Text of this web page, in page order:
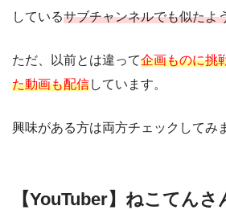
しているサブチャンネルでも似たよ
ただ、以前とは違って企画ものに挑
た動画も配信しています。
興味がある方は両方チェックしてみ
【YouTuber】ねこてん